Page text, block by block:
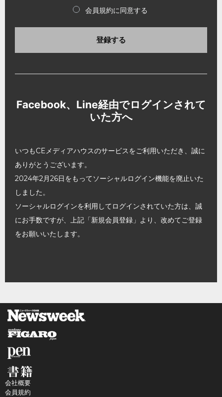
会員規約に同意する
登録する
Facebook、Line経由でログインされて
いた方へ
いつもCEメディアハウスのサービスをご利用いただき、誠に
ありがとうございます。
2024年2月26日をもってソーシャルログイン機能を廃止いた
しました。
ソーシャルログインを利用してログインされていた方は、誠
にお手数ですが、上記「新規会員登録」より、改めてご登録
をお願いいたします。
会社概要
会員規約